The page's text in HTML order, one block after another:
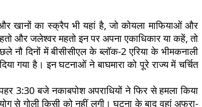
खानों का स्क्रैप भी यहां है, जो कोयला माफियाओं और
और जलेश्वर महतो इन पर अपना एकाधिकार या कहें, तो
नौ दिनों में बीसीसीएल के ब्लॉक-2 एरिया के भीमकनाली
गया है। इन घटनाओं ने बाघमारा को पूरे राज्य में चर्चित
3:30 बजे नकाबपोश अपराधियों ने फिर से हमला किया
से गोली किसी को नहीं लगी। घटना के बाद वहां अफरा-